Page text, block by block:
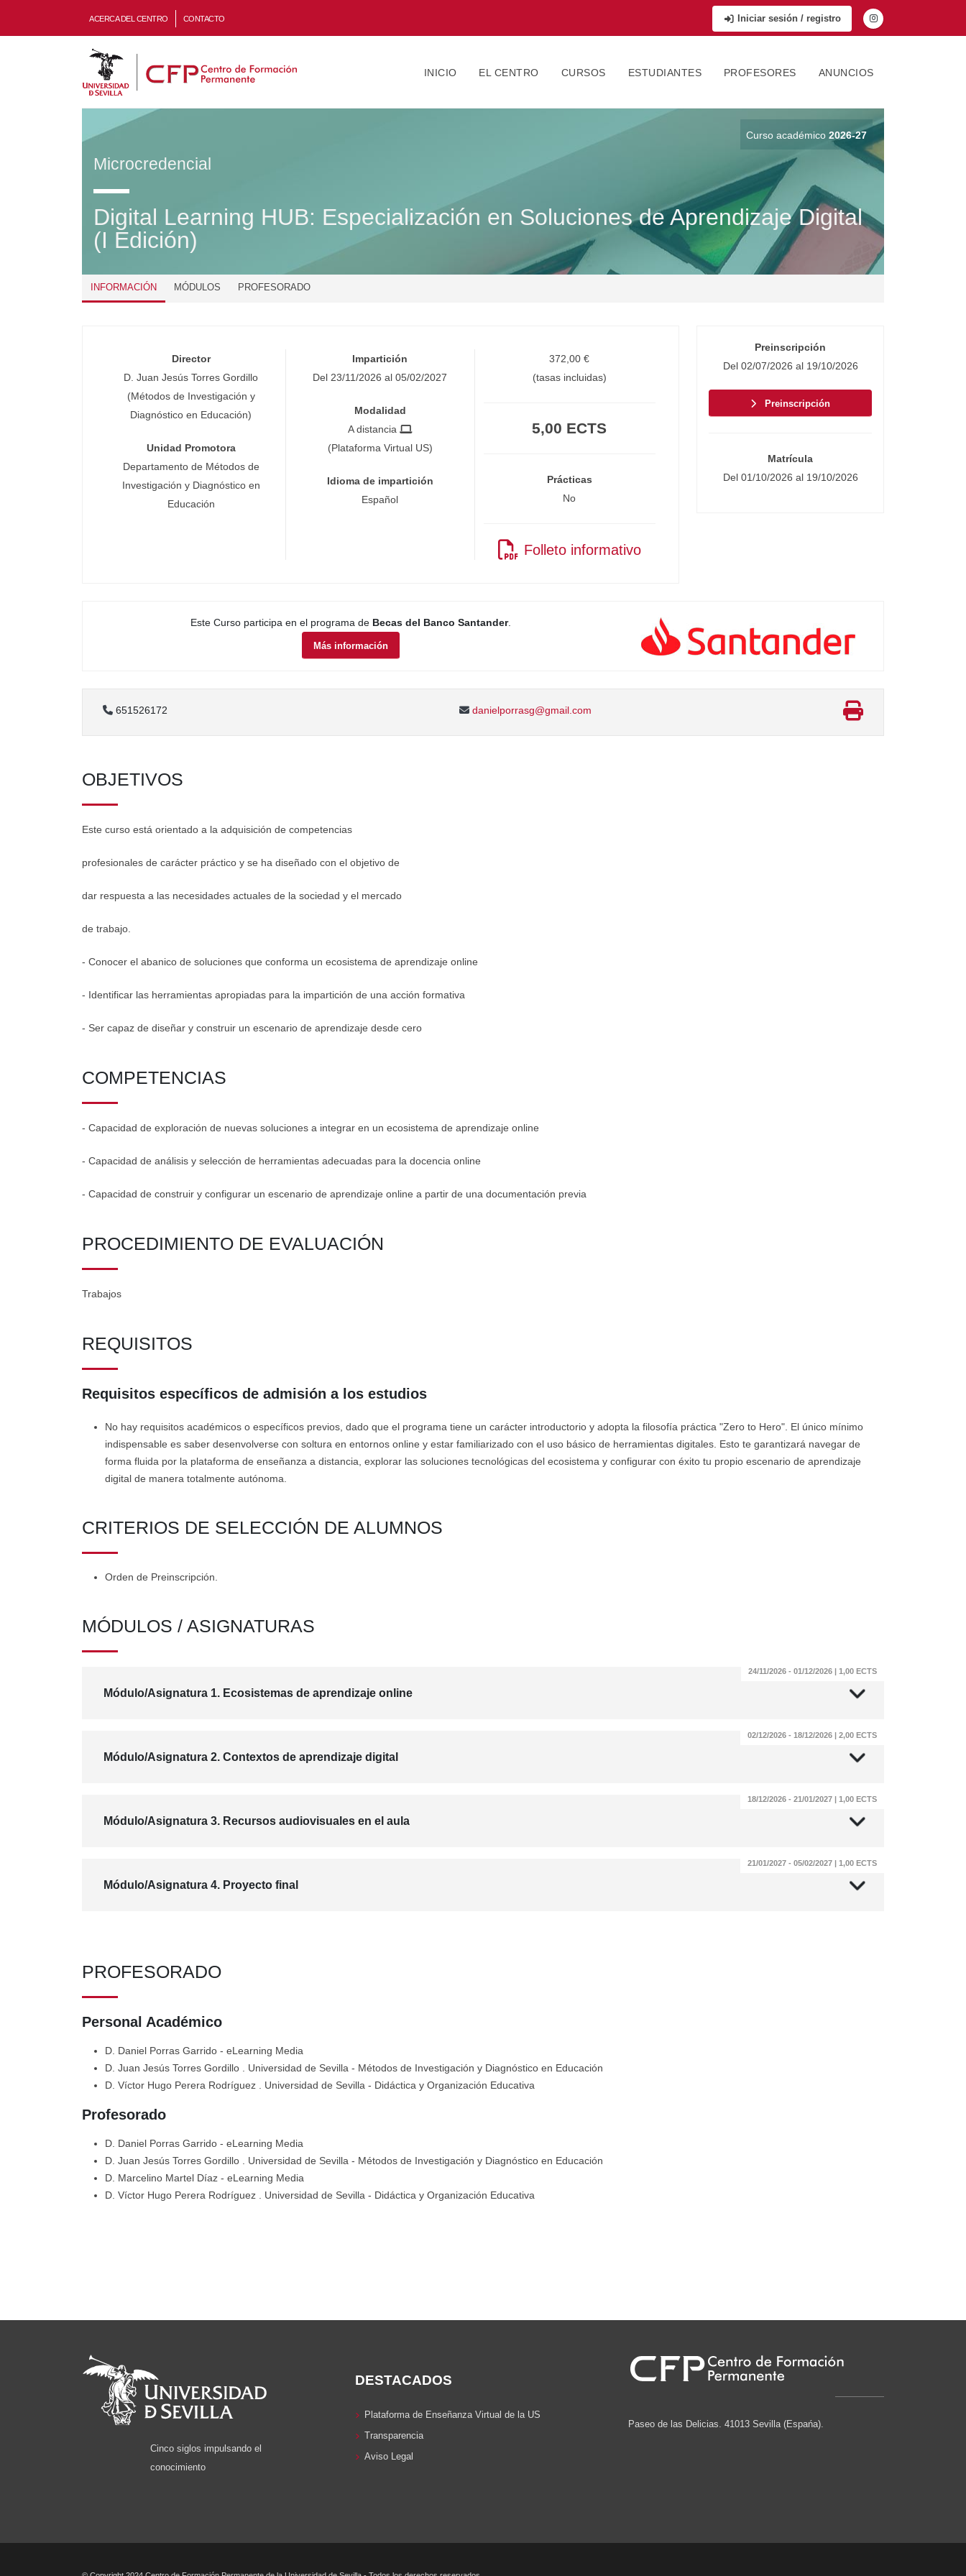
ACERCA DEL CENTRO CONTACTO Iniciar sesión / registro
INICIO EL CENTRO CURSOS ESTUDIANTES PROFESORES ANUNCIOS
Curso académico 2026-27
Microcredencial
Digital Learning HUB: Especialización en Soluciones de Aprendizaje Digital
(I Edición)
INFORMACIÓN MÓDULOS PROFESORADO
Director
D. Juan Jesús Torres Gordillo
(Métodos de Investigación y
Diagnóstico en Educación)
Unidad Promotora
Departamento de Métodos de
Investigación y Diagnóstico en
Educación
Impartición
Del 23/11/2026 al 05/02/2027
Modalidad
A distancia
(Plataforma Virtual US)
Idioma de impartición
Español
372,00 €
(tasas incluidas)
5,00 ECTS
Prácticas
No
Folleto informativo
Preinscripción
Del 02/07/2026 al 19/10/2026
Preinscripción
Matrícula
Del 01/10/2026 al 19/10/2026
Este Curso participa en el programa de Becas del Banco Santander.
Más información
651526172 danielporrasg@gmail.com
OBJETIVOS
Este curso está orientado a la adquisición de competencias
profesionales de carácter práctico y se ha diseñado con el objetivo de
dar respuesta a las necesidades actuales de la sociedad y el mercado
de trabajo.
- Conocer el abanico de soluciones que conforma un ecosistema de aprendizaje online
- Identificar las herramientas apropiadas para la impartición de una acción formativa
- Ser capaz de diseñar y construir un escenario de aprendizaje desde cero
COMPETENCIAS
- Capacidad de exploración de nuevas soluciones a integrar en un ecosistema de aprendizaje online
- Capacidad de análisis y selección de herramientas adecuadas para la docencia online
- Capacidad de construir y configurar un escenario de aprendizaje online a partir de una documentación previa
PROCEDIMIENTO DE EVALUACIÓN
Trabajos
REQUISITOS
Requisitos específicos de admisión a los estudios
No hay requisitos académicos o específicos previos, dado que el programa tiene un carácter introductorio y adopta la filosofía práctica "Zero to Hero". El único mínimo
indispensable es saber desenvolverse con soltura en entornos online y estar familiarizado con el uso básico de herramientas digitales. Esto te garantizará navegar de
forma fluida por la plataforma de enseñanza a distancia, explorar las soluciones tecnológicas del ecosistema y configurar con éxito tu propio escenario de aprendizaje
digital de manera totalmente autónoma.
CRITERIOS DE SELECCIÓN DE ALUMNOS
Orden de Preinscripción.
MÓDULOS / ASIGNATURAS
Módulo/Asignatura 1. Ecosistemas de aprendizaje online
24/11/2026 - 01/12/2026 | 1,00 ECTS
Módulo/Asignatura 2. Contextos de aprendizaje digital
02/12/2026 - 18/12/2026 | 2,00 ECTS
Módulo/Asignatura 3. Recursos audiovisuales en el aula
18/12/2026 - 21/01/2027 | 1,00 ECTS
Módulo/Asignatura 4. Proyecto final
21/01/2027 - 05/02/2027 | 1,00 ECTS
PROFESORADO
Personal Académico
D. Daniel Porras Garrido - eLearning Media
D. Juan Jesús Torres Gordillo
. Universidad de Sevilla - Métodos de Investigación y Diagnóstico en Educación
D. Víctor Hugo Perera Rodríguez
. Universidad de Sevilla - Didáctica y Organización Educativa
Profesorado
D. Daniel Porras Garrido - eLearning Media
D. Juan Jesús Torres Gordillo
. Universidad de Sevilla - Métodos de Investigación y Diagnóstico en Educación
D. Marcelino Martel Díaz - eLearning Media
D. Víctor Hugo Perera Rodríguez
. Universidad de Sevilla - Didáctica y Organización Educativa
Cinco siglos impulsando el
conocimiento
DESTACADOS
Plataforma de Enseñanza Virtual de la US
Transparencia
Aviso Legal
Paseo de las Delicias. 41013 Sevilla (Espańa).